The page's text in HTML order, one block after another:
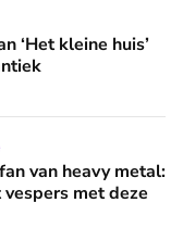
biedt fijne
‘Het kleine huis’
‘Onze kerk
van heavy metal:
met deze